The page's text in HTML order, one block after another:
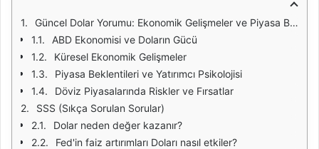
Güncel Dolar Yorumu: Ekonomik Gelişmeler ve Piyasa Beklentileri
ABD Ekonomisi ve Doların Gücü
Küresel Ekonomik Gelişmeler
Piyasa Beklentileri ve Yatırımcı Psikolojisi
Döviz Piyasalarında Riskler ve Fırsatlar
SSS (Sıkça Sorulan Sorular)
Dolar neden değer kazanır?
Fed'in faiz artırımları Doları nasıl etkiler?